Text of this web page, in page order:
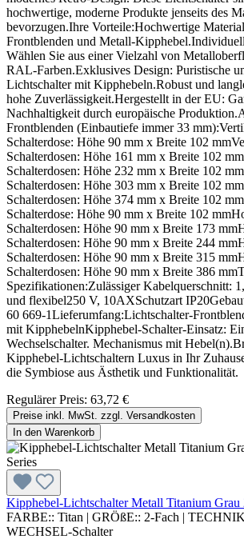
hochwertige, moderne Produkte jenseits des
bevorzugen.Ihre Vorteile:Hochwertige
Frontblenden und Metall-
Wählen Sie aus einer Vielzahl von
RAL-Farben.Exklusives Design: Puristische
Lichtschalter mit Kipphebeln.Robust und
hohe Zuverlässigkeit.Hergestellt in der EU:
Nachhaltigkeit durch europäische
Frontblenden (Einbautiefe immer 33
Schalterdose: Höhe 90 mm x Breite 102
Schalterdosen: Höhe 161 mm x Breite 102
Schalterdosen: Höhe 232 mm x Breite 102
Schalterdosen: Höhe 303 mm x Breite 102
Schalterdosen: Höhe 374 mm x Breite 102
Schalterdose: Höhe 90 mm x Breite 102
Schalterdosen: Höhe 90 mm x Breite 173
Schalterdosen: Höhe 90 mm x Breite 244
Schalterdosen: Höhe 90 mm x Breite 315
Schalterdosen: Höhe 90 mm x Breite 386
Spezifikationen:Zulässiger Kabelquerschnitt:
und flexibel250 V, 10AXSchutzart
60 669-1Lieferumfang:Lichtschalter-
mit KipphebelnKipphebel-Schalter-Einsatz:
Wechselschalter. Mechanismus mit
Kipphebel-Lichtschaltern Luxus in Ihr
die Symbiose aus Ästhetik und Funktionalität.
Regulärer Preis: 63,72 €
Preise inkl. MwSt. zzgl. Versandkosten
In den Warenkorb
Kipphebel-Lichtschalter Metall Titanium Grau
FARBE:: Titan | GRÖßE:: 2-Fach |
WECHSEL-Schalter